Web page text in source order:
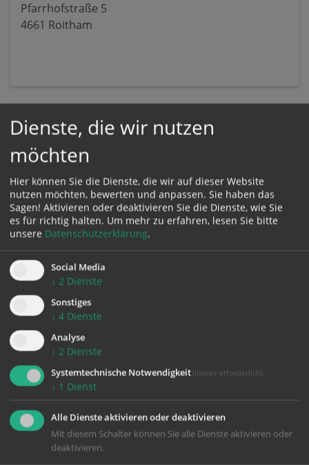
Pfarrhofstraße 5
4661 Roitham
Karte:
Zustimmung erforderlich!
Dienste, die wir nutzen
möchten
Hier können Sie die Dienste, die wir auf dieser Website
nutzen möchten, bewerten und anpassen. Sie haben das
Sagen! Aktivieren oder deaktivieren Sie die Dienste, wie Sie
es für richtig halten. Um mehr zu erfahren, lesen Sie bitte
unsere Datenschutzerklärung.
Social Media
↓ 2 Dienste
Sonstiges
↓ 4 Dienste
Analyse
↓ 2 Dienste
Systemtechnische Notwendigkeit (immer erforderlich)
↓ 1 Dienst
Alle Dienste aktivieren oder deaktivieren
Mit diesem Schalter können Sie alle Dienste aktivieren oder
deaktivieren.